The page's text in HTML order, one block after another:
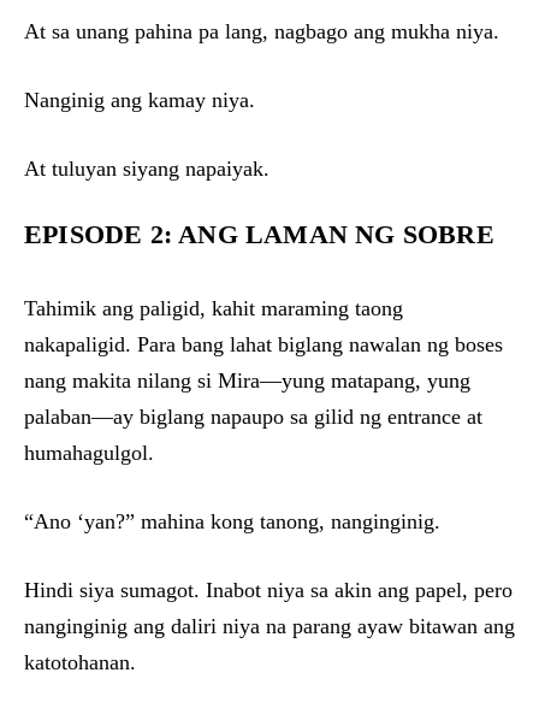
At sa unang pahina pa lang, nagbago ang mukha niya.
Nanginig ang kamay niya.
At tuluyan siyang napaiyak.
EPISODE 2: ANG LAMAN NG SOBRE
Tahimik ang paligid, kahit maraming taong
nakapaligid. Para bang lahat biglang nawalan ng boses
nang makita nilang si Mira—yung matapang, yung
palaban—ay biglang napaupo sa gilid ng entrance at
humahagulgol.
“Ano ‘yan?” mahina kong tanong, nanginginig.
Hindi siya sumagot. Inabot niya sa akin ang papel, pero
nanginginig ang daliri niya na parang ayaw bitawan ang
katotohanan.